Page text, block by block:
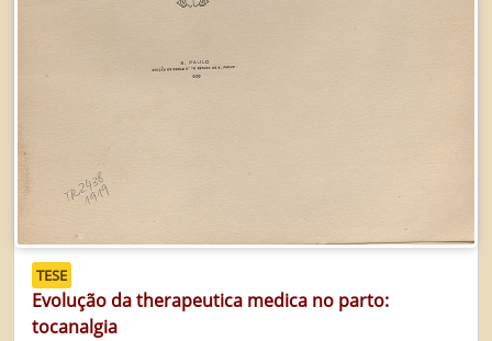
TESE
Evolução da therapeutica medica no parto:
tocanalgia